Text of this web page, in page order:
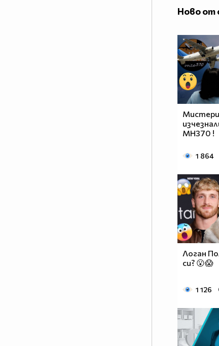
Ново от
MH370 !
1 864
Логан
си? 😮😱
1 126